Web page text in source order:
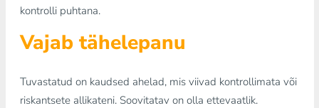
kontrolli puhtana.
Vajab tähelepanu
Tuvastatud on kaudsed ahelad, mis viivad kontrollimata või
riskantsete allikateni. Soovitatav on olla ettevaatlik.